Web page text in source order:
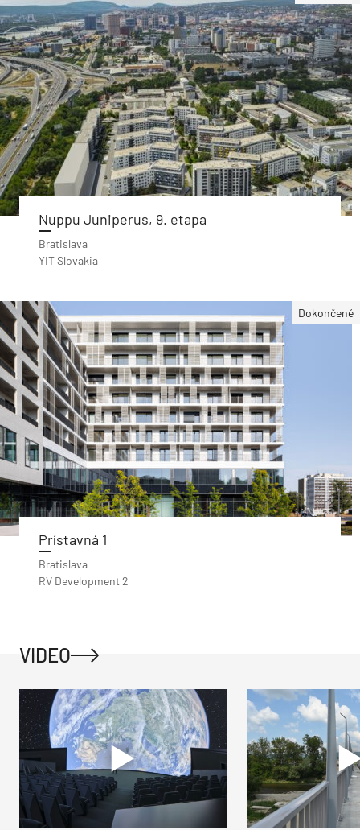
Nuppu Juniperus, 9. etapa
Bratislava
YIT Slovakia
Dokončené
Prístavná 1
Bratislava
RV Development 2
VIDEO